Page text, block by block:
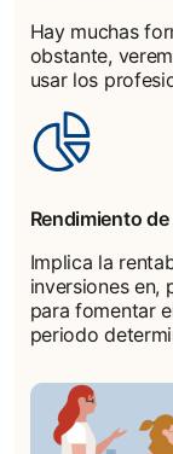
Hay muchas
obstante,
usar los
Rendimiento
Implica la
inversiones en,
para fomentar
periodo